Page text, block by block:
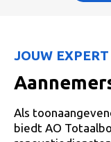
JOUW EXPERT
Als
biedt AO